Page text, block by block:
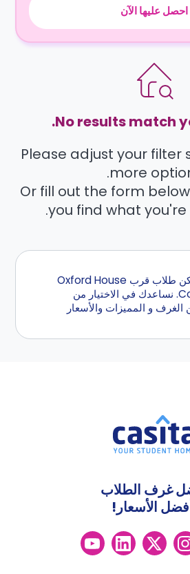
احصل عليها الآن
No results match
Please adjust your filter
more
Or fill out the form
you find what you're
إبحث عن أفضل سكن طلاب قرب Oxford House
College, New York. نساعدك في الاختيار من
و المميزات والأسعار
غرف الطلاب
الأسعار!